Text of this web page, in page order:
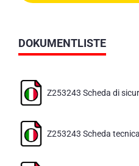
DOKUMENTLISTE
Z253243 Scheda di
Z253243 Scheda tecnica